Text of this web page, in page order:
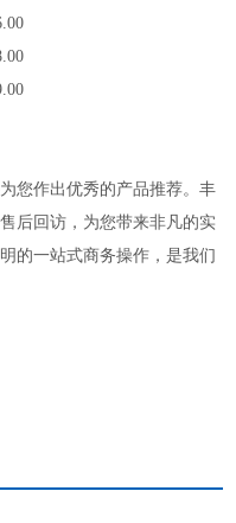
您作出优秀的产品推荐。丰
后回访，为您带来非凡的实
的一站式商务操作，是我们